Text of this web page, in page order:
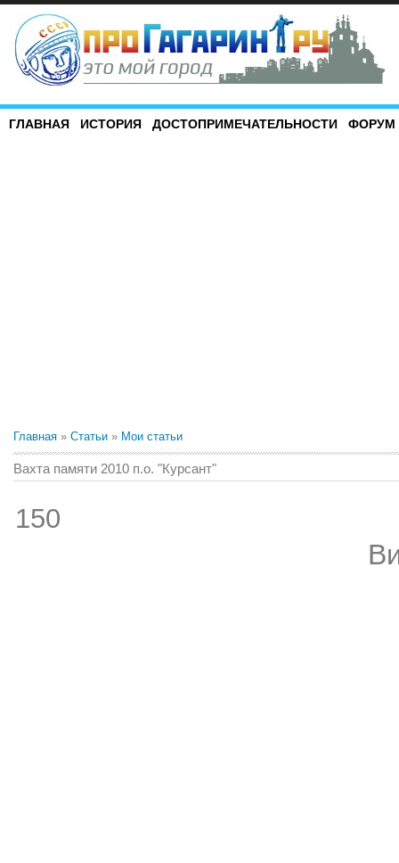
ГЛАВНАЯ ИСТОРИЯ ДОСТОПРИМЕЧАТЕЛЬНОСТИ ФОРУМ
Главная » Статьи » Мои статьи
Вахта памяти 2010 п.о. "Курсант"
150